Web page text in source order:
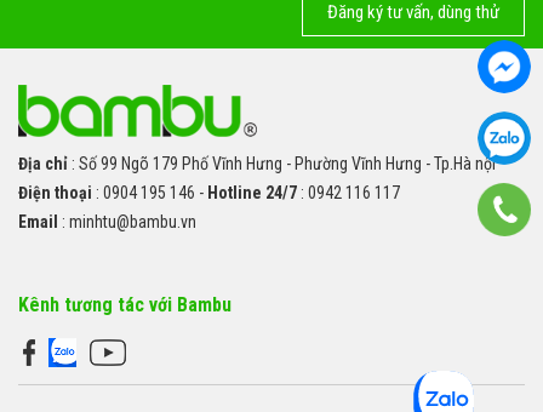
Đăng ký tư vấn, dùng thử
Địa chỉ : Số 99 Ngõ 179 Phố Vĩnh Hưng - Phường Vĩnh Hưng - Tp.Hà nội
Điện thoại : 0904 195 146 - Hotline 24/7 : 0942 116 117
Email : minhtu@bambu.vn
Kênh tương tác với Bambu